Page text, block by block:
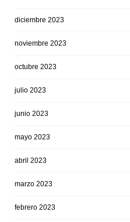
diciembre 2023
noviembre 2023
octubre 2023
julio 2023
junio 2023
mayo 2023
abril 2023
marzo 2023
febrero 2023